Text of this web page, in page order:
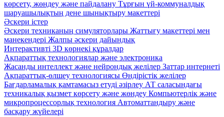
көрсету, жөндеу және пайдалану Тұрғын үй-коммуналдық
шаруашылықтың дене шынықтыру макеттері
Әскери істер
Әскери техниканың симуляторлары Жаттығу макеттері мен
манекендері Жалпы әскери дайындық
Интерактивті 3D көрнекі құралдар
Ақпараттық технологиялар және электроника
Жасанды интеллект және нейрондық желілер Заттар интернеті
Ақпараттық-өлшеу технологиясы Өндірістік желілер
Бағдарламалық қамтамасыз етуді әзірлеу АТ саласындағы
техникалық қызмет көрсету және жөндеу Компьютерлік және
микропроцессорлық технология Автоматтандыру және
басқару жүйелері